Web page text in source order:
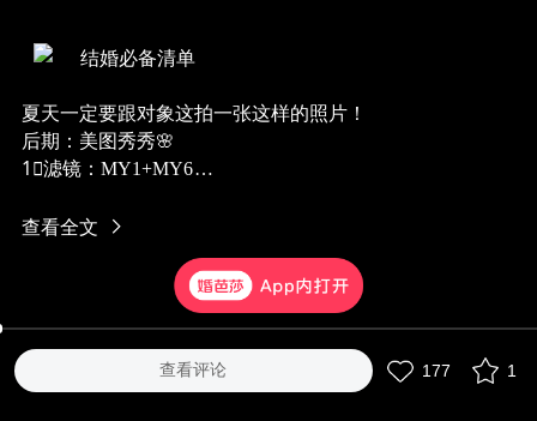
结婚必备清单
夏天一定要跟对象这拍一张这样的照片！
后期：美图秀秀🌸
1⃣️滤镜：MY1+MY6
#朋友圈文案#
查看全文
查看评论 177 1